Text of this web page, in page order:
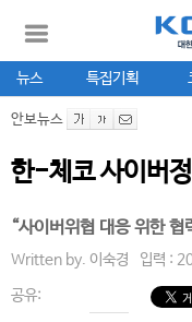
뉴스 특집기획
안보뉴스
한-체코 사이버
“사이버위협 대응 위한 협
Written by. 이숙경 입력 :
공유: